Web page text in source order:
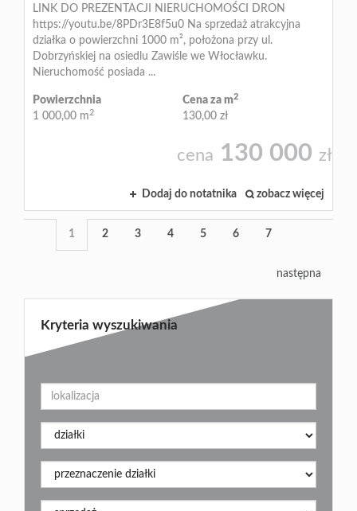
LINK DO PREZENTACJI NIERUCHOMOŚCI DRON
https://youtu.be/8PDr3E8f5u0 Na sprzedaż atrakcyjna
działka o powierzchni 1000 m², położona przy ul.
Dobrzyńskiej na osiedlu Zawiśle we Włocławku.
Nieruchomość posiada ...
Powierzchnia
1 000,00 m 2
Cena za m2
130,00 zł
cena 130 000 zł
Dodaj do notatnika zobacz więcej
1 2 3 4 5 6 7
następna
Kryteria wyszukiwania